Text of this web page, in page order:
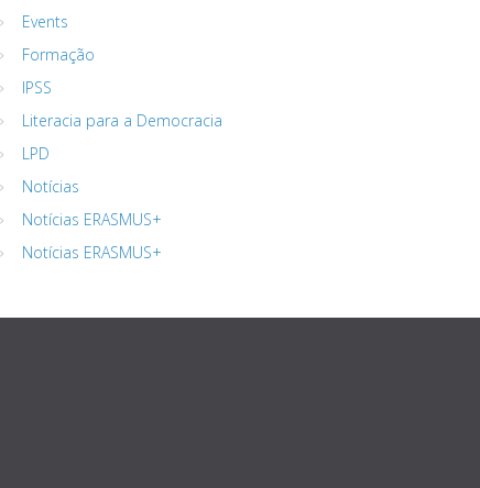
Events
Formação
IPSS
Literacia para a Democracia
LPD
Notícias
Notícias ERASMUS+
Notícias ERASMUS+